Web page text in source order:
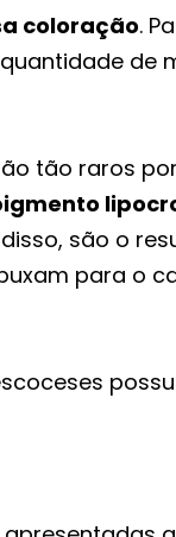
coloração.
de
tão raros
disso, são o
para o